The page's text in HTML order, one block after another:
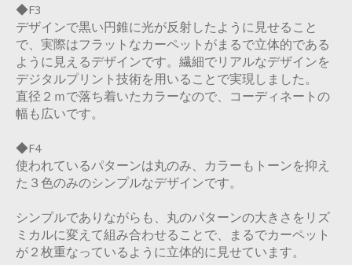
◆F3
デザインで黒い円錐に光が反射したように見せること
で、実際はフラットなカーペットがまるで立体的である
ように見えるデザインです。繊細でリアルなデザインを
デジタルプリント技術を用いることで実現しました。
直径２ｍで落ち着いたカラーなので、コーディネートの
幅も広いです。
◆F4
使われているパターンは丸のみ、カラーもトーンを抑え
た３色のみのシンプルなデザインです。
シンプルでありながらも、丸のパターンの大きさをリズ
ミカルに変えて組み合わせることで、まるでカーペット
が２枚重なっているように立体的に見せています。